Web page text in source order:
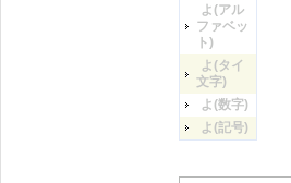
よ(アル
ファベッ
ト)
よ(タイ
文字)
よ(数字)
よ(記号)